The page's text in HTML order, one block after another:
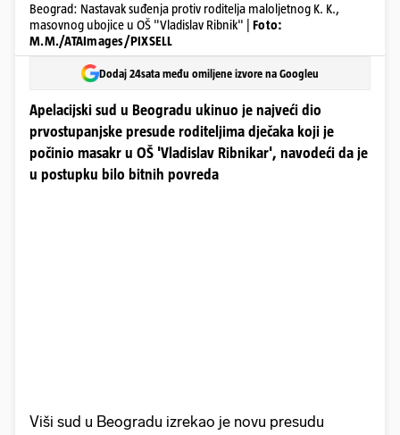
Beograd: Nastavak suđenja protiv roditelja maloljetnog K. K.,
masovnog ubojice u OŠ "Vladislav Ribnik" | Foto:
M.M./ATAImages/PIXSELL
Dodaj 24sata među omiljene izvore na Googleu
Apelacijski sud u Beogradu ukinuo je najveći dio
prvostupanjske presude roditeljima dječaka koji je
počinio masakr u OŠ 'Vladislav Ribnikar', navodeći da je
u postupku bilo bitnih povreda
Viši sud u Beogradu izrekao je novu presudu